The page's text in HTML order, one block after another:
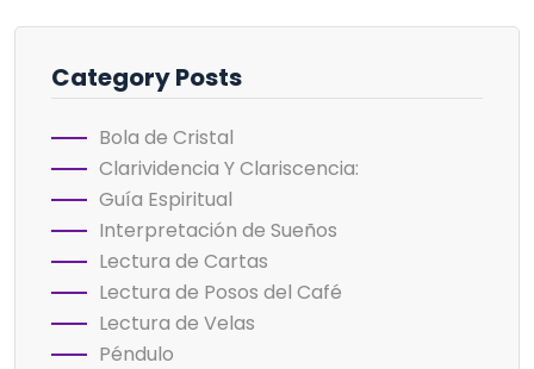
Category Posts
Bola de Cristal
Clarividencia Y Clariscencia:
Guía Espiritual
Interpretación de Sueños
Lectura de Cartas
Lectura de Posos del Café
Lectura de Velas
Péndulo